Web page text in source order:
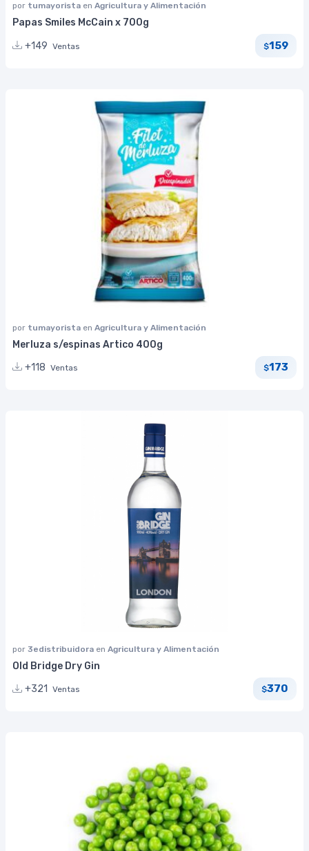
por tumayorista en Agricultura y Alimentación
Papas Smiles McCain x 700g
+149 Ventas $159
por tumayorista en Agricultura y Alimentación
Merluza s/espinas Artico 400g
+118 Ventas $173
por 3edistribuidora en Agricultura y Alimentación
Old Bridge Dry Gin
+321
Ventas $370